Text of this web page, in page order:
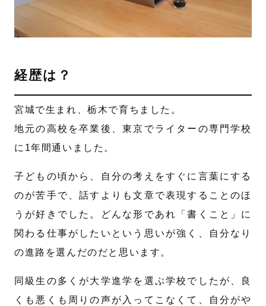
経歴は？
宮城で生まれ、栃木で育ちました。
地元の高校を卒業後、東京でライターの専門学校
に1年間通いました。
子どもの頃から、自分の考えをすぐに言葉にする
のが苦手で、話すよりも文章で表現することのほ
うが好きでした。どんな形であれ「書くこと」に
関わる仕事がしたいという思いが強く、自分なり
の進路を選んだのだと思います。
同級生の多くが大学進学を選ぶ学校でしたが、良
くも悪くも周りの声が入ってこなくて、自分がや